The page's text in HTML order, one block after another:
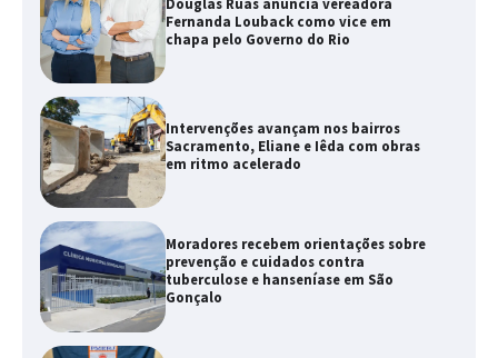
Douglas Ruas anuncia vereadora
Fernanda Louback como vice em
chapa pelo Governo do Rio
Intervenções avançam nos bairros
Sacramento, Eliane e Iêda com obras
em ritmo acelerado
Moradores recebem orientações sobre
prevenção e cuidados contra
tuberculose e hanseníase em São
Gonçalo